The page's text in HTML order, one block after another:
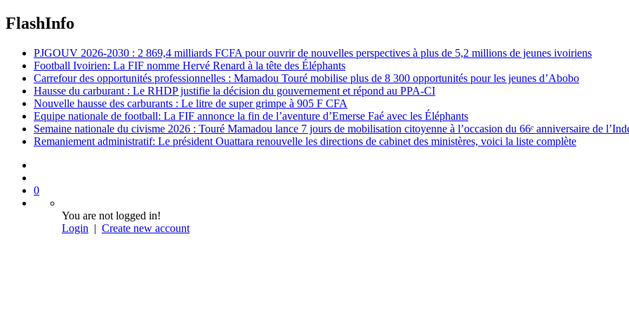
FlashInfo
PJGOUV 2026-2030 : 2 869,4 milliards FCFA pour ouvrir de nouvelles perspectives à plus de 5,2 millions de jeunes ivoiriens
Football Ivoirien: La FIF nomme Hervé Renard à la tête des Éléphants
Carrefour des opportunités professionnelles : Mamadou Touré mobilise plus de 8 300 opportunités pour les jeunes d’Abobo
Hausse du carburant : Le RHDP justifie la décision du gouvernement et répond au PPA-CI
Nouvelle hausse des carburants : Le litre de super grimpe à 905 F CFA
Equipe nationale de football: La FIF annonce la fin de l’aventure d’Emerse Faé avec les Éléphants
Semaine nationale du civisme 2026 : Touré Mamadou lance 7 jours de mobilisation citoyenne à l’occasion du 66ᵉ anniversaire de
Remaniement administratif: Le président Ouattara renouvelle les directions de cabinet des ministères, voici la liste complète
0
You are not logged in!
Login | Create new account